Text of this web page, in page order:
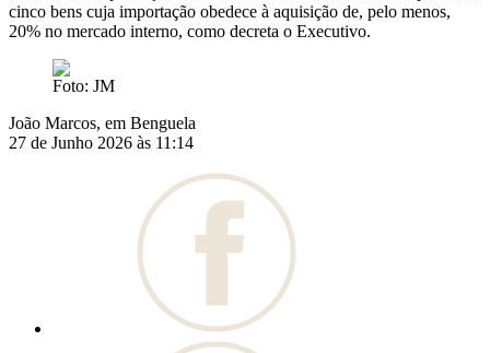
cinco bens cuja importação obedece à aquisição de, pelo menos,
20% no mercado interno, como decreta o Executivo.
Foto: JM
João Marcos, em Benguela
27 de Junho 2026 às 11:14